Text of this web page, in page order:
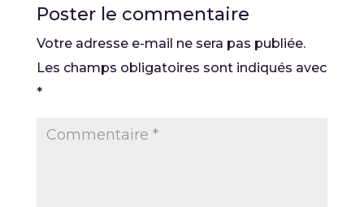
Poster le commentaire
Votre adresse e-mail ne sera pas publiée.
Les champs obligatoires sont indiqués avec
*